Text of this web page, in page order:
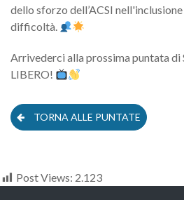
dello sforzo dell’ACSI
difficoltà.
Arrivederci alla prossima puntata di
LIBERO!
TORNA ALLE PUNTATE
Post Views: 2.123